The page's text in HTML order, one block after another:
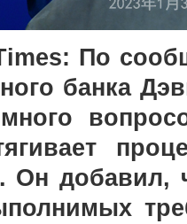
По
банка
Он добавил,